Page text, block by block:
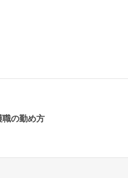
の勤め方